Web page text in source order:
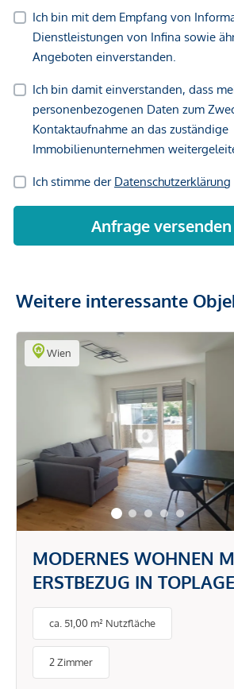
Weitere interessante
Wien
MODERNES WOHNEN
ERSTBEZUG IN TOPLAGE
DONAUSTADT -
PAUSCHALMIETE INKL.
BETRIEBS- UND
ENERGIEKOSTEN
ca. 51,00 m² Nutzfläche
2 Zimmer